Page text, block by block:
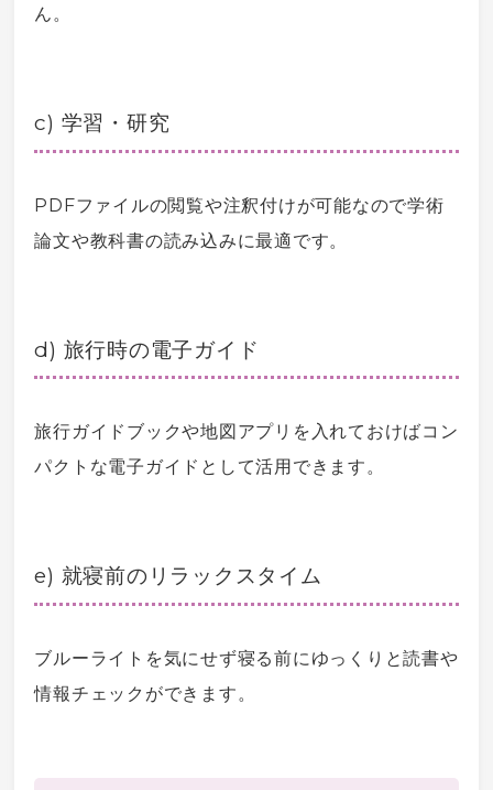
ん。
c) 学習・研究
PDFファイルの閲覧や注釈付けが可能なので学術
論文や教科書の読み込みに最適です。
d) 旅行時の電子ガイド
旅行ガイドブックや地図アプリを入れておけばコン
パクトな電子ガイドとして活用できます。
e) 就寝前のリラックスタイム
ブルーライト を気にせず寝る前にゆっくりと読書や
情報チェックができます。